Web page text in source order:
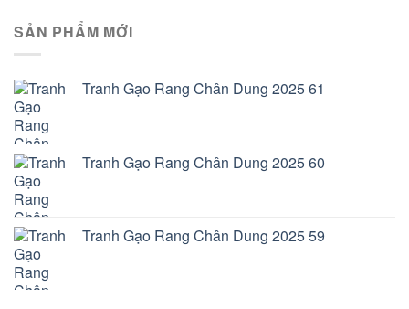
SẢN PHẨM MỚI
Tranh Gạo Rang Chân Dung 2025 61
Tranh Gạo Rang Chân Dung 2025 60
Tranh Gạo Rang Chân Dung 2025 59